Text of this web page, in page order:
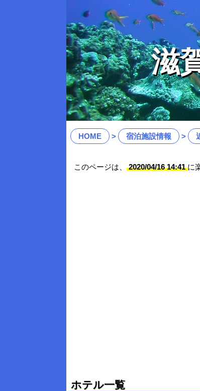
滋
HOME 宿泊施設情報
このページは、 2020/04/16 14:41に
ホテル一覧